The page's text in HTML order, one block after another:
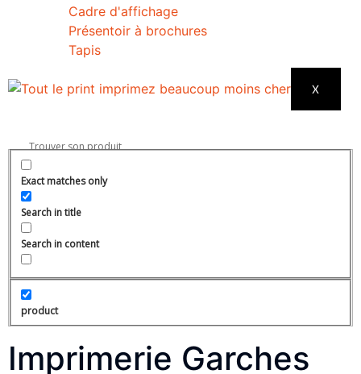
Cadre d'affichage
Présentoir à brochures
Tapis
X
Exact matches only
Search in title
Search in content
product
Imprimerie Garches